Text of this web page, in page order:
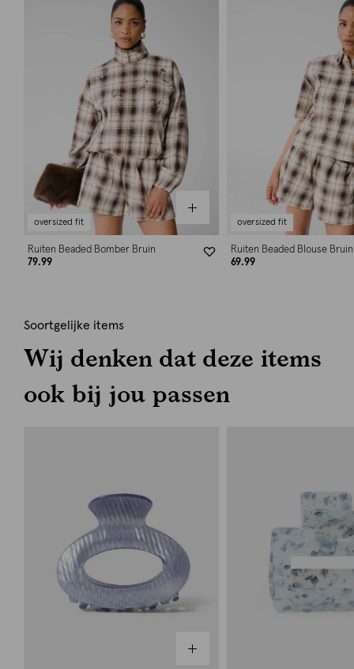
oversized fit
Ruiten Beaded Bomber Bruin
79.99
oversized fit
Ruiten Beaded Blouse Bruin
69.99
Soortgelijke items
Wij denken dat deze items
ook bij jou passen